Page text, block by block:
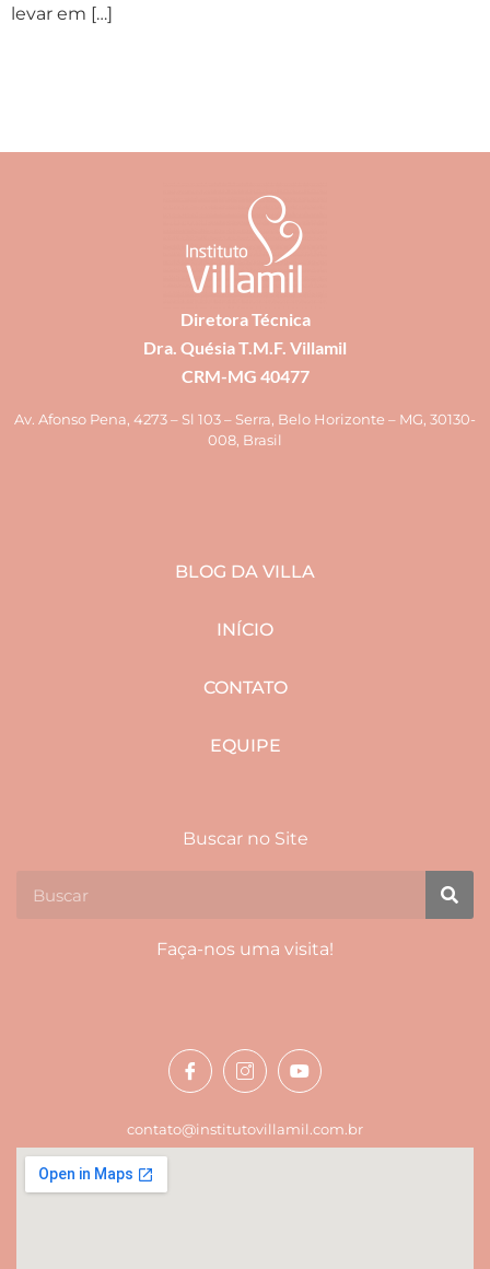
levar em […]
Diretora Técnica
Dra. Quésia T.M.F. Villamil
CRM-MG 40477
Av. Afonso Pena, 4273 – Sl 103 – Serra, Belo Horizonte – MG, 30130-
008, Brasil
BLOG DA VILLA
INÍCIO
CONTATO
EQUIPE
Buscar no Site
Faça-nos uma visita!
contato@institutovillamil.com.br